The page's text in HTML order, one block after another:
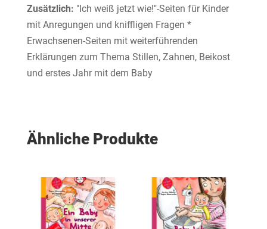
Zusätzlich: "Ich weiß jetzt wie!"-Seiten für Kinder
mit Anregungen und kniffligen Fragen *
Erwachsenen-Seiten mit weiterführenden
Erklärungen zum Thema Stillen, Zahnen, Beikost
und erstes Jahr mit dem Baby
Ähnliche Produkte